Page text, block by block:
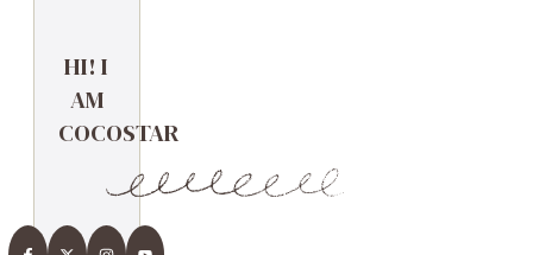
HI! I
AM
COCOSTAR